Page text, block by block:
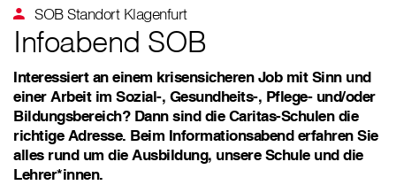
SOB Standort Klagenfurt
Infoabend SOB
Interessiert an einem krisensicheren Job mit Sinn und
einer Arbeit im Sozial-, Gesundheits-, Pflege- und/oder
Bildungsbereich? Dann sind die Caritas-Schulen die
richtige Adresse. Beim Informationsabend erfahren Sie
alles rund um die Ausbildung, unsere Schule und die
Lehrer*innen.